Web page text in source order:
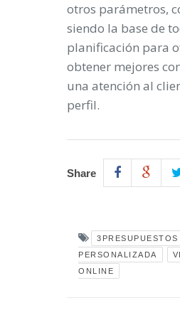
otros parámetros,
siendo la base de
planificación para
obtener mejores
una atención al
perfil.
Share
3PRESUPUESTOS
PERSONALIZADA
ONLINE